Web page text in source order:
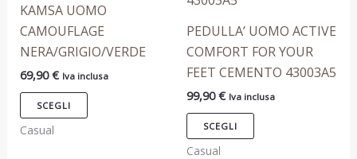
KAMSA UOMO
CAMOUFLAGE
NERA/GRIGIO/VERDE
69,90€ Iva inclusa
SCEGLI
varianti.
Le
opzioni
possono
scelte
Casual
PEDULLA’ UOMO ACTIVE
COMFORT FOR YOUR
FEET CEMENTO 43003A5
99,90€ Iva inclusa
SCEGLI
Le
opzioni
possono
essere
nella
Casual